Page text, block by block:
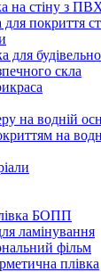
на стіну з
покриття
для
скла
на водній
на
БОПП
ламінування
фільм
плівка